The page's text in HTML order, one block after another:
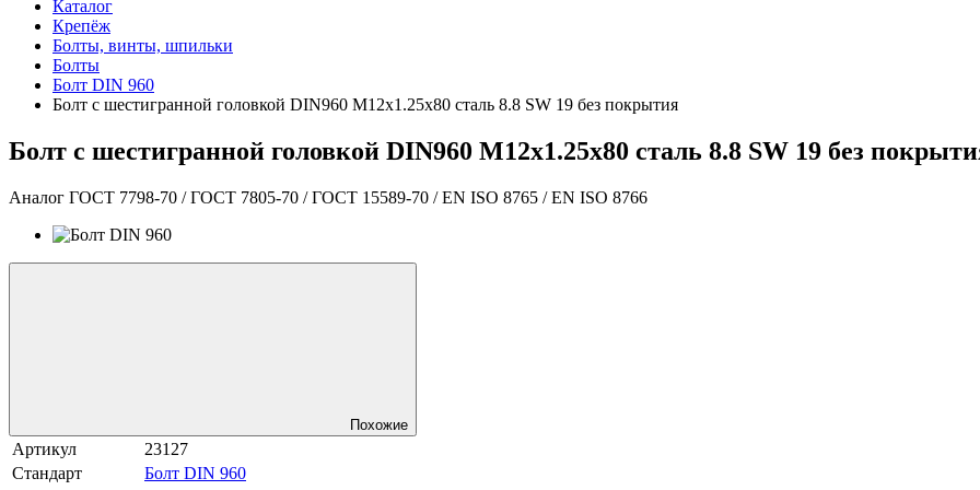
Каталог
Крепёж
Болты, винты, шпильки
Болты
Болт DIN 960
Болт с шестигранной головкой DIN960 М12х1.25х80 сталь 8.8 SW 19 без покрытия
Болт с шестигранной головкой DIN960 М12х1.25х80 сталь 8.8 SW 19 без
Аналог ГОСТ 7798-70 / ГОСТ 7805-70 / ГОСТ 15589-70 / EN ISO 8765 / EN ISO 8766
Похожие
Артикул
23127
Стандарт
Болт DIN 960